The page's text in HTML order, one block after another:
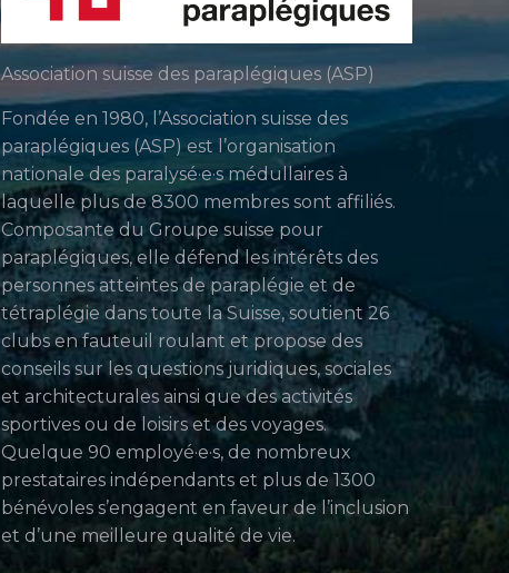
Association suisse des paraplégiques (ASP)
Fondée en 1980, l’Association suisse des
paraplégiques (ASP) est l’organisation
nationale des paralysé·e·s médullaires à
laquelle plus de 8300 membres sont affiliés.
Composante du Groupe suisse pour
paraplégiques, elle défend les intérêts des
personnes atteintes de paraplégie et de
tétraplégie dans toute la Suisse, soutient 26
clubs en fauteuil roulant et propose des
conseils sur les questions juridiques, sociales
et architecturales ainsi que des activités
sportives ou de loisirs et des voyages.
Quelque 90 employé·e·s, de nombreux
prestataires indépendants et plus de 1300
bénévoles s’engagent en faveur de l’inclusion
et d’une meilleure qualité de vie.